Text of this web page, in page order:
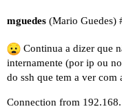
mguedes (Mario Guedes)
Continua a dizer que
internamente (por ip ou
do ssh que tem a ver com
Connection from